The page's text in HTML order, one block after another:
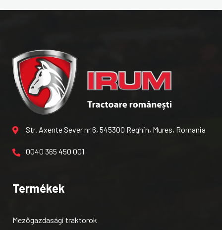
Str. Axente Sever nr 6, 545300 Reghin, Mures, Romania
0040 365 450 001
Termékek
Mezőgazdasági traktorok